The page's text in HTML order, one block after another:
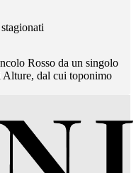
Rosso da un singolo
Alture, dal cui toponimo